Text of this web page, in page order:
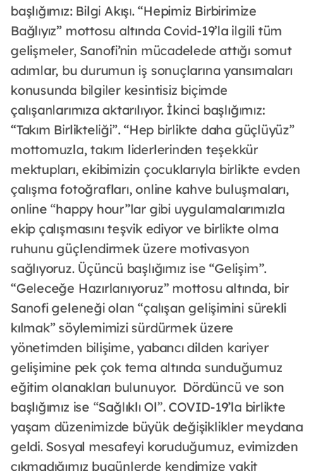
başlığımız: Bilgi Akışı. “Hepimiz Birbirimize
Bağlıyız” mottosu altında Covid-19’la ilgili tüm
gelişmeler, Sanofi’nin mücadelede attığı somut
adımlar, bu durumun iş sonuçlarına yansımaları
konusunda bilgiler kesintisiz biçimde
çalışanlarımıza aktarılıyor. İkinci başlığımız:
“Takım Birlikteliği”. “Hep birlikte daha güçlüyüz”
mottomuzla, takım liderlerinden teşekkür
mektupları, ekibimizin çocuklarıyla birlikte evden
çalışma fotoğrafları, online kahve buluşmaları,
online “happy hour”lar gibi uygulamalarımızla
ekip çalışmasını teşvik ediyor ve birlikte olma
ruhunu güçlendirmek üzere motivasyon
sağlıyoruz. Üçüncü başlığımız ise “Gelişim”.
“Geleceğe Hazırlanıyoruz” mottosu altında, bir
Sanofi geleneği olan “çalışan gelişimini sürekli
kılmak” söylemimizi sürdürmek üzere
yönetimden bilişime, yabancı dilden kariyer
gelişimine pek çok tema altında sunduğumuz
eğitim olanakları bulunuyor. Dördüncü ve son
başlığımız ise “Sağlıklı Ol”. COVID-19’la birlikte
yaşam düzenimizde büyük değişiklikler meydana
geldi. Sosyal mesafeyi koruduğumuz, evimizden
çıkmadığımız bugünlerde kendimize vakit